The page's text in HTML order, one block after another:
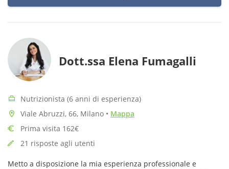
Dott.ssa Elena Fumagalli
Nutrizionista (6 anni di esperienza)
Viale Abruzzi, 66, Milano • Mappa
Prima visita 162€
21 risposte agli utenti
Metto a disposizione la mia esperienza professionale e